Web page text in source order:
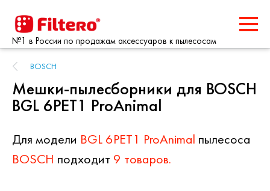
№1 в России по продажам аксессуаров к пылесосам
BOSCH
Мешки-пылесборники для BOSCH
BGL 6PET1 ProAnimal
Для модели BGL 6PET1 ProAnimal пылесоса
BOSCH подходит 9 товаров.